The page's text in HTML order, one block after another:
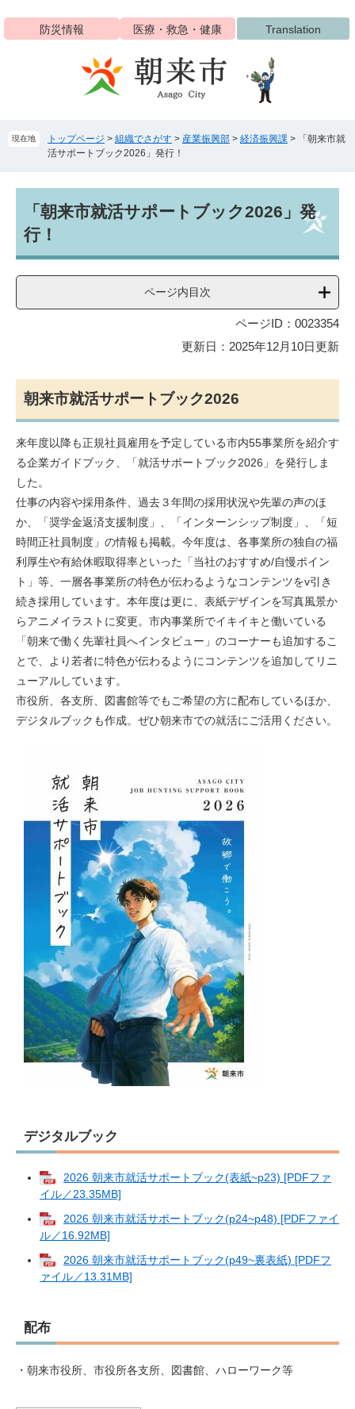
ジ
ュ
防災情報 医療・救急・健康 Translation
現在地 トップページ > 組織でさがす > 産業振興部 > 経済振興課 >
「朝来市就
活サポートブック2026」発行！
「朝来市就活サポートブック2026」発
行！
ページ内目次
ページID：0023354
更新日：2025年12月10日更新
朝来市就活サポートブック2026
来年度以降も正規社員雇用を予定している市内55事業所を紹介す
る企業ガイドブック、「就活サポートブック2026」を発行しま
した。
仕事の内容や採用条件、過去３年間の採用状況や先輩の声のほ
か、「奨学金返済支援制度」、「インターンシップ制度」、「短
時間正社員制度」の情報も掲載。今年度は、各事業所の独自の福
利厚生や有給休暇取得率といった「当社のおすすめ/自慢ポイン
ト」等、一層各事業所の特色が伝わるようなコンテンツをv引き
続き採用しています。本年度は更に、表紙デザインを写真風景か
らアニメイラストに変更。市内事業所でイキイキと働いている
「朝来で働く先輩社員へインタビュー」のコーナーも追加するこ
とで、より若者に特色が伝わるようにコンテンツを追加してリニ
ューアルしています。
市役所、各支所、図書館等でもご希望の方に配布しているほか、
デジタルブックも作成。ぜひ朝来市での就活にご活用ください。
デジタルブック
2026 朝来市就活サポートブック(表紙~p23) [PDFファ
イル／23.35MB]
2026 朝来市就活サポートブック(p24~p48) [PDFファイ
ル／16.92MB]
2026 朝来市就活サポートブック(p49~裏表紙) [PDFフ
ァイル／13.31MB]
配布
・朝来市役所、市役所各支所、図書館、ハローワーク等